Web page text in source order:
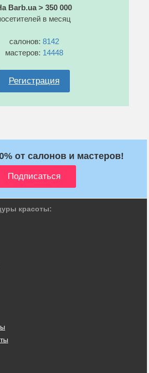
Barb.ua > 350 000
в месяц
салонов: 8142
мастеров: 14448
Регистрация
от салонов и мастеров!
красоты: